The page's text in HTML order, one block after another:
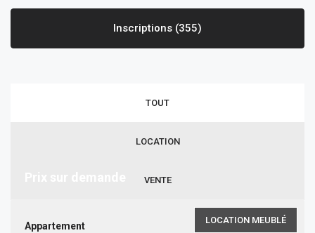
Inscriptions (355)
TOUT
LOCATION
VENTE
LOCATION MEUBLÉ
Appartement